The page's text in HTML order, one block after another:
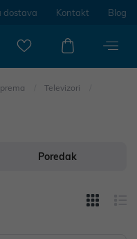
dostava Kontakt Blog
Televizori
Poredak